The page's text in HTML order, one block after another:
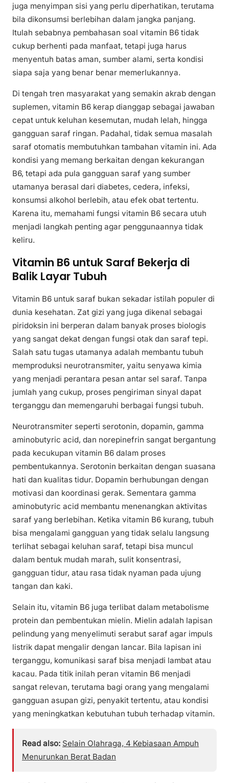
juga menyimpan sisi yang perlu diperhatikan, terutama
bila dikonsumsi berlebihan dalam jangka panjang.
Itulah sebabnya pembahasan soal vitamin B6 tidak
cukup berhenti pada manfaat, tetapi juga harus
menyentuh batas aman, sumber alami, serta kondisi
siapa saja yang benar benar memerlukannya.
Di tengah tren masyarakat yang semakin akrab dengan
suplemen, vitamin B6 kerap dianggap sebagai jawaban
cepat untuk keluhan kesemutan, mudah lelah, hingga
gangguan saraf ringan. Padahal, tidak semua masalah
saraf otomatis membutuhkan tambahan vitamin ini. Ada
kondisi yang memang berkaitan dengan kekurangan
B6, tetapi ada pula gangguan saraf yang sumber
utamanya berasal dari diabetes, cedera, infeksi,
konsumsi alkohol berlebih, atau efek obat tertentu.
Karena itu, memahami fungsi vitamin B6 secara utuh
menjadi langkah penting agar penggunaannya tidak
keliru.
Vitamin B6 untuk Saraf Bekerja di
Balik Layar Tubuh
Vitamin B6 untuk saraf bukan sekadar istilah populer di
dunia kesehatan. Zat gizi yang juga dikenal sebagai
piridoksin ini berperan dalam banyak proses biologis
yang sangat dekat dengan fungsi otak dan saraf tepi.
Salah satu tugas utamanya adalah membantu tubuh
memproduksi neurotransmiter, yaitu senyawa kimia
yang menjadi perantara pesan antar sel saraf. Tanpa
jumlah yang cukup, proses pengiriman sinyal dapat
terganggu dan memengaruhi berbagai fungsi tubuh.
Neurotransmiter seperti serotonin, dopamin, gamma
aminobutyric acid, dan norepinefrin sangat bergantung
pada kecukupan vitamin B6 dalam proses
pembentukannya. Serotonin berkaitan dengan suasana
hati dan kualitas tidur. Dopamin berhubungan dengan
motivasi dan koordinasi gerak. Sementara gamma
aminobutyric acid membantu menenangkan aktivitas
saraf yang berlebihan. Ketika vitamin B6 kurang, tubuh
bisa mengalami gangguan yang tidak selalu langsung
terlihat sebagai keluhan saraf, tetapi bisa muncul
dalam bentuk mudah marah, sulit konsentrasi,
gangguan tidur, atau rasa tidak nyaman pada ujung
tangan dan kaki.
Selain itu, vitamin B6 juga terlibat dalam metabolisme
protein dan pembentukan mielin. Mielin adalah lapisan
pelindung yang menyelimuti serabut saraf agar impuls
listrik dapat mengalir dengan lancar. Bila lapisan ini
terganggu, komunikasi saraf bisa menjadi lambat atau
kacau. Pada titik inilah peran vitamin B6 menjadi
sangat relevan, terutama bagi orang yang mengalami
gangguan asupan gizi, penyakit tertentu, atau kondisi
yang meningkatkan kebutuhan tubuh terhadap vitamin.
Read also: Selain Olahraga, 4 Kebiasaan Ampuh
Menurunkan Berat Badan